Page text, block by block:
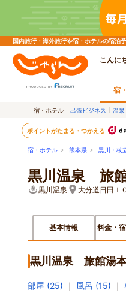
国内旅行・海外旅行や宿・ホテルの宿
こんに
宿
宿・ホテル 出張ビジネス 温泉
ポイントがたまる・つかえる
宿・ホテル > 熊本県 > 黒川・杖
黒川温泉 旅
黒川温泉 大分道日田Ｉ
基本情報 料金・
黒川温泉 旅館湯
部屋 (25) ｜ 風呂 (15) ｜